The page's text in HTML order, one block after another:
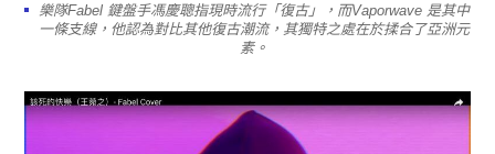
樂隊Fabel 鍵盤手馮慶聰指現時流行「復古」，而Vaporwave 是其中
一條支線，他認為對比其他復古潮流，其獨特之處在於揉合了亞洲元
素。